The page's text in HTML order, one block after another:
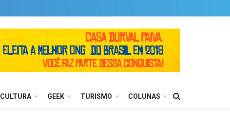
CULTURA GEEK TURISMO COLUNAS